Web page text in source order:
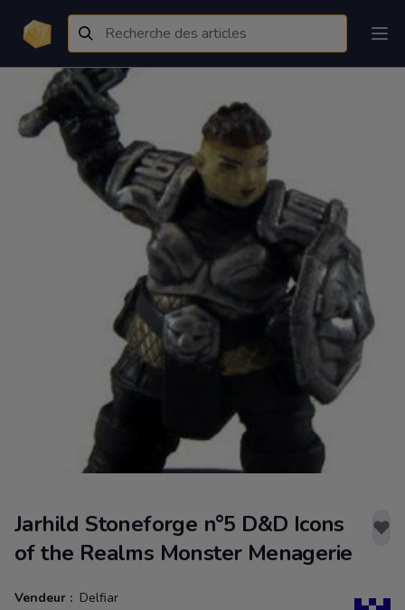
Jarhild Stoneforge n°5 D&D Icons
of the Realms Monster Menagerie
Vendeur : Delfiar